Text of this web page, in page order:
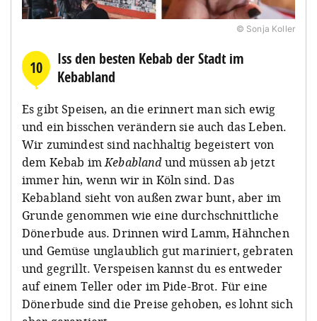
© Sonja Koller
10
Iss den besten Kebab der Stadt im
Kebabland
Es gibt Speisen, an die erinnert man sich ewig
und ein bisschen verändern sie auch das Leben.
Wir zumindest sind nachhaltig begeistert von
dem Kebab imKebablandund müssen ab jetzt
immer hin, wenn wir in Köln sind. Das
Kebabland sieht von außen zwar bunt, aber im
Grunde genommen wie eine durchschnittliche
Dönerbude aus. Drinnen wird Lamm, Hähnchen
und Gemüse unglaublich gut mariniert, gebraten
und gegrillt. Verspeisen kannst du es entweder
auf einem Teller oder im Pide-Brot. Für eine
Dönerbude sind die Preise gehoben, es lohnt sich